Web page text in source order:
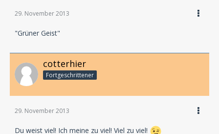
29. November 2013
"Grüner Geist"
cotterhier
Fortgeschrittener
29. November 2013
Du weist viel! Ich meine zu viel! Viel zu viel!